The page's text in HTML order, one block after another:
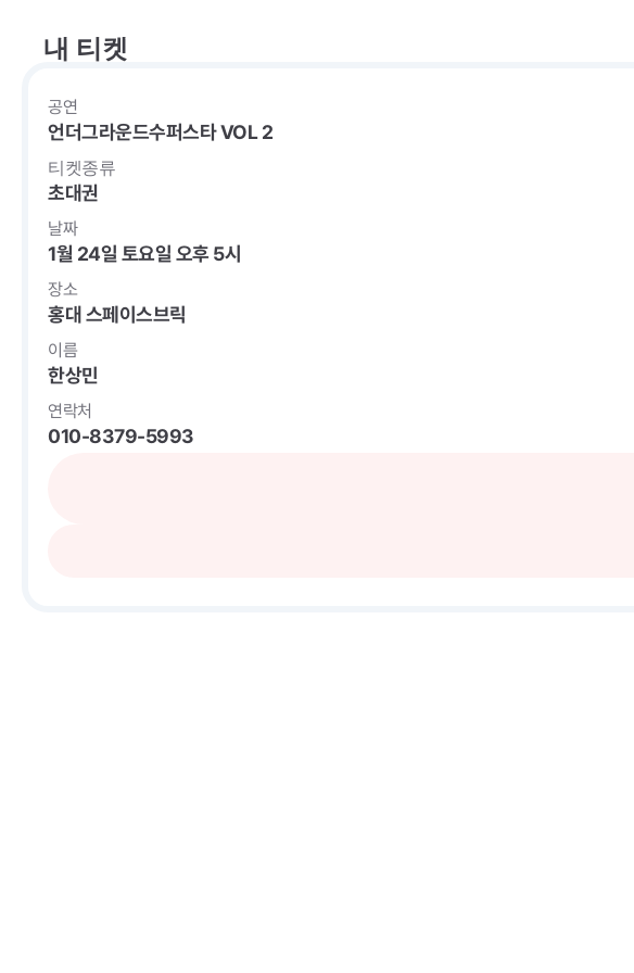
내 티켓
공연
언더그라운드수퍼스타 VOL 2
티켓종류
초대권
날짜
1월 24일 토요일 오후 5시
장소
홍대 스페이스브릭
이름
한상민
연락처
010-8379-5993